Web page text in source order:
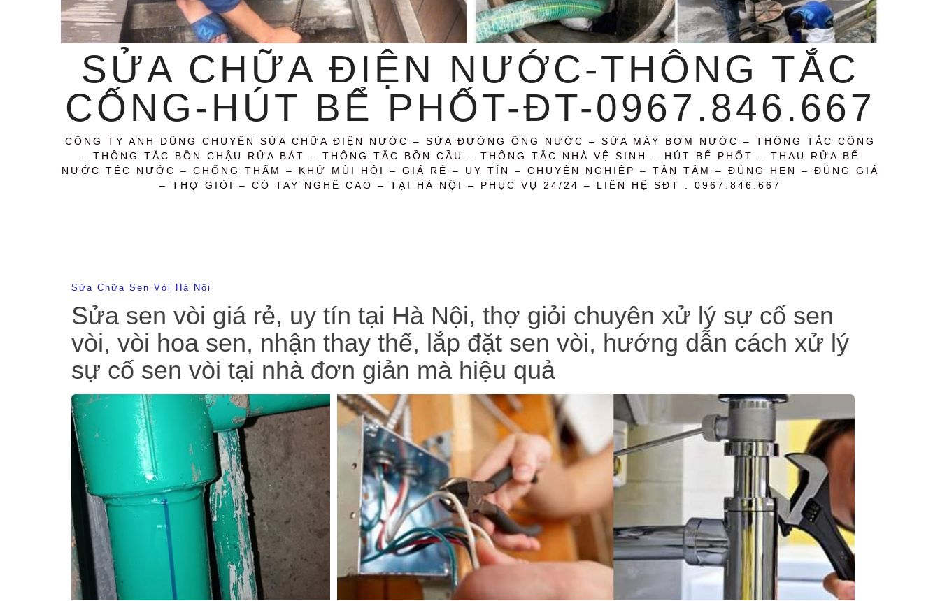
SỬA CHỮA ĐIỆN NƯỚC-THÔNG TẮC
CỐNG-HÚT BỂ PHỐT-ĐT-0967.846.667
CÔNG TY ANH DŨNG CHUYÊN SỬA CHỮA ĐIỆN NƯỚC – SỬA ĐƯỜNG ỐNG NƯỚC – SỬA MÁY BƠM NƯỚC – THÔNG TẮC CỐNG
– THÔNG TẮC BỒN CHẬU RỬA BÁT – THÔNG TẮC BỒN CẦU – THÔNG TẮC NHÀ VỆ SINH – HÚT BỂ PHỐT – THAU RỬA BỂ
NƯỚC TÉC NƯỚC – CHỐNG THẤM – KHỬ MÙI HÔI – GIÁ RẺ – UY TÍN – CHUYÊN NGHIỆP – TẬN TÂM – ĐÚNG HẸN – ĐÚNG GIÁ
– THỢ GIỎI – CÓ TAY NGHỀ CAO – TẠI HÀ NỘI – PHỤC VỤ 24/24 – LIÊN HỆ SĐT : 0967.846.667
Sửa Chữa Sen Vòi Hà Nội
Sửa sen vòi giá rẻ, uy tín tại Hà Nội, thợ giỏi chuyên xử lý sự cố sen
vòi, vòi hoa sen, nhận thay thế, lắp đặt sen vòi, hướng dẫn cách xử lý
sự cố sen vòi tại nhà đơn giản mà hiệu quả